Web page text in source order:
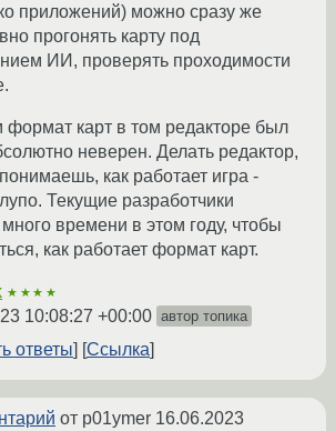
приложений) можно сразу же
прогонять карту под
ИИ, проверять проходимости
формат карт в том редакторе был
неверен. Делать редактор,
как работает игра -
Текущие разработчики
времени в этом году, чтобы
как работает формат карт.
★★★★
10:08:27 +00:00 автор топика
ответы Ссылка
от p01ymer 16.06.2023